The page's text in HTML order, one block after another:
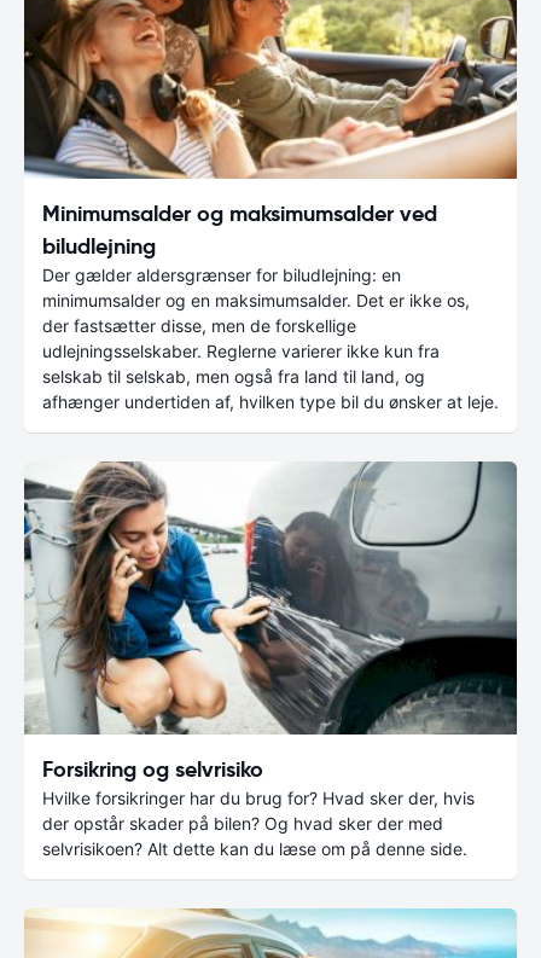
Minimumsalder og maksimumsalder ved
biludlejning
Der gælder aldersgrænser for biludlejning: en
minimumsalder og en maksimumsalder. Det er ikke os,
der fastsætter disse, men de forskellige
udlejningsselskaber. Reglerne varierer ikke kun fra
selskab til selskab, men også fra land til land, og
afhænger undertiden af, hvilken type bil du ønsker at leje.
Forsikring og selvrisiko
Hvilke forsikringer har du brug for? Hvad sker der, hvis
der opstår skader på bilen? Og hvad sker der med
selvrisikoen? Alt dette kan du læse om på denne side.